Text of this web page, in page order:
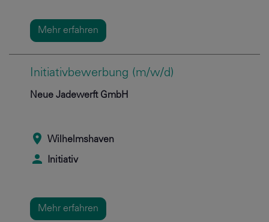
Mehr erfahren
Initiativbewerbung (m/w/d)
Neue Jadewerft GmbH
Wilhelmshaven
Initiativ
Mehr erfahren